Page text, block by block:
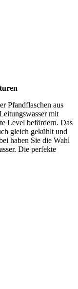
Pfandflaschen aus
mit
Level befördern. Das
gleich gekühlt und
haben Sie die Wahl
Die perfekte